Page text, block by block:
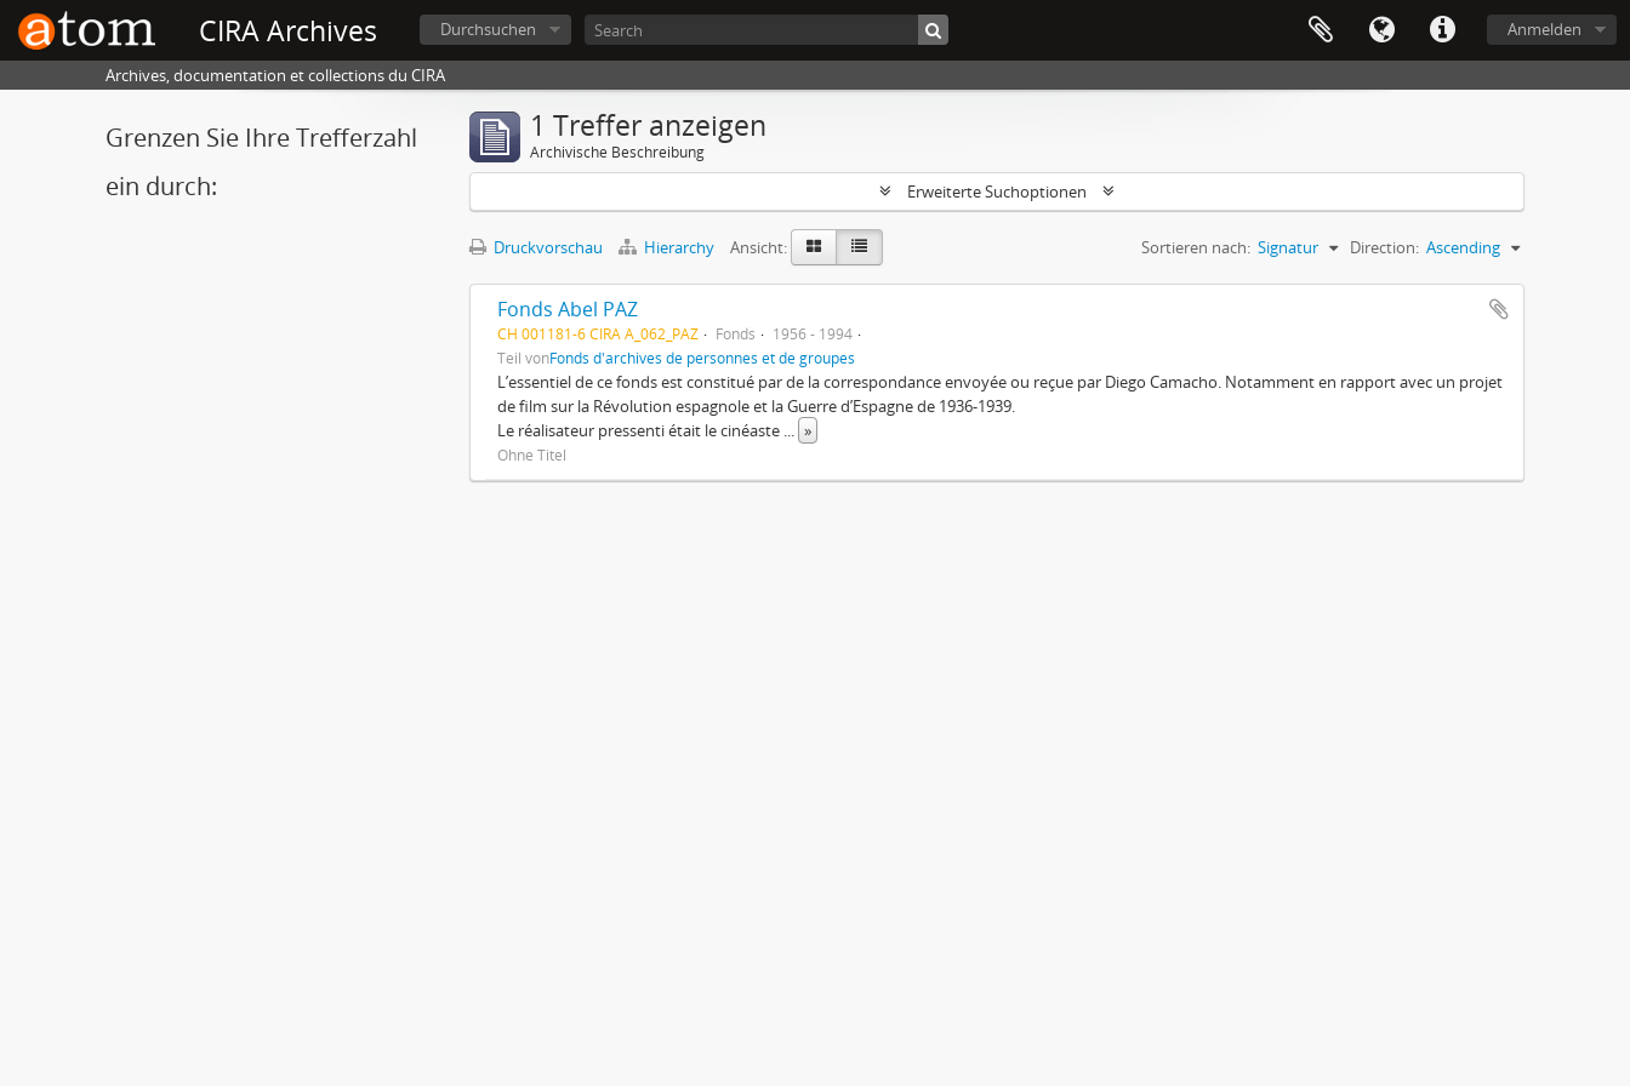
CIRA Archives Anmelden
Durchsuchen
Archives, documentation et collections du CIRA
Grenzen Sie Ihre Trefferzahl
ein durch:
1 Treffer anzeigen
Archivische Beschreibung
Erweiterte Suchoptionen
Druckvorschau Hierarchy Ansicht: Sortieren nach: Signatur Direction: Ascending
Fonds Abel PAZ
CH 001181-6 CIRA A_062_PAZ Fonds
1956 - 1994
Teil vonFonds d'archives de personnes et de groupes
L’essentiel de ce fonds est constitué par de la correspondance envoyée ou reçue par Diego Camacho. Notamment en rapport avec un projet
de film sur la Révolution espagnole et la Guerre d’Espagne de 1936-1939.
Le réalisateur pressenti était le cinéaste ... »
Ohne Titel